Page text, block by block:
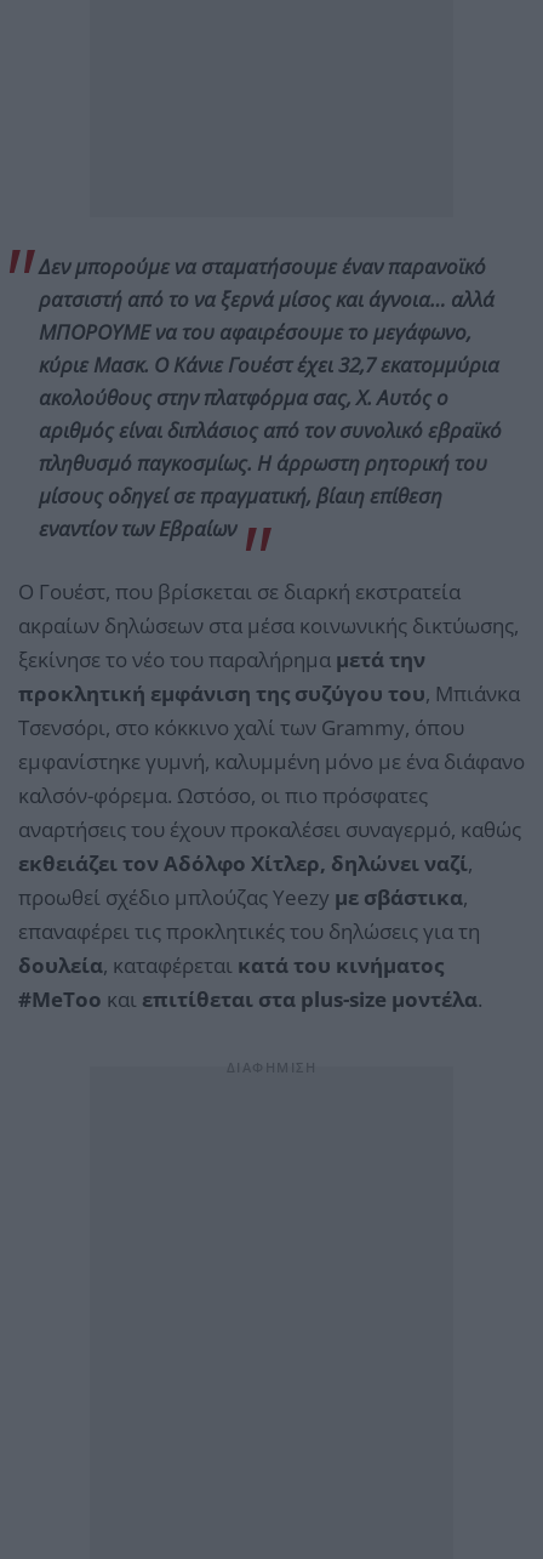
Δεν μπορούμε να σταματήσουμε έναν παρανοϊκό
ρατσιστή από το να ξερνά μίσος και άγνοια… αλλά
ΜΠΟΡΟΥΜΕ να του αφαιρέσουμε το μεγάφωνο,
κύριε Μασκ. Ο Κάνιε Γουέστ έχει 32,7 εκατομμύρια
ακολούθους στην πλατφόρμα σας, Χ. Αυτός ο
αριθμός είναι διπλάσιος από τον συνολικό εβραϊκό
πληθυσμό παγκοσμίως. Η άρρωστη ρητορική του
μίσους οδηγεί σε πραγματική, βίαιη επίθεση
εναντίον των Εβραίων
Ο Γουέστ, που βρίσκεται σε διαρκή εκστρατεία
ακραίων δηλώσεων στα μέσα κοινωνικής δικτύωσης,
ξεκίνησε το νέο του παραλήρημα μετά την
προκλητική εμφάνιση της συζύγου του, Μπιάνκα
Τσενσόρι, στο κόκκινο χαλί των Grammy, όπου
εμφανίστηκε γυμνή, καλυμμένη μόνο με ένα διάφανο
καλσόν-φόρεμα. Ωστόσο, οι πιο πρόσφατες
αναρτήσεις του έχουν προκαλέσει συναγερμό, καθώς
εκθειάζει τον Αδόλφο Χίτλερ, δηλώνει ναζί,
προωθεί σχέδιο μπλούζας Yeezy με σβάστικα,
επαναφέρει τις προκλητικές του δηλώσεις για τη
δουλεία, καταφέρεται κατά του κινήματος
#MeToo και επιτίθεται στα plus-size μοντέλα.